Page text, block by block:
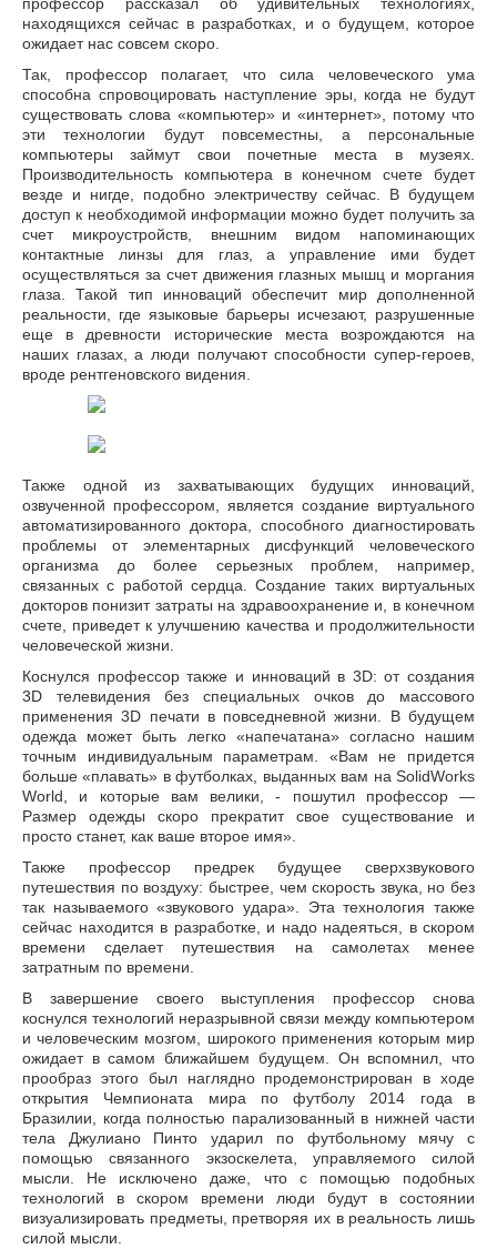
находящихся сейчас в разработках, и о будущем, которое
ожидает нас совсем скоро.
Так, профессор полагает, что сила человеческого ума
способна спровоцировать наступление эры, когда не будут
существовать слова «компьютер» и «интернет», потому что
эти технологии будут повсеместны, а персональные
компьютеры займут свои почетные места в музеях.
Производительность компьютера в конечном счете будет
везде и нигде, подобно электричеству сейчас. В будущем
доступ к необходимой информации можно будет получить за
счет микроустройств, внешним видом напоминающих
контактные линзы для глаз, а управление ими будет
осуществляться за счет движения глазных мышц и моргания
глаза. Такой тип инноваций обеспечит мир дополненной
реальности, где языковые барьеры исчезают, разрушенные
еще в древности исторические места возрождаются на
наших глазах, а люди получают способности супер-героев,
вроде рентгеновского видения.
Также одной из захватывающих будущих инноваций,
озвученной профессором, является создание виртуального
автоматизированного доктора, способного диагностировать
проблемы от элементарных дисфункций человеческого
организма до более серьезных проблем, например,
связанных с работой сердца. Создание таких виртуальных
докторов понизит затраты на здравоохранение и, в конечном
счете, приведет к улучшению качества и продолжительности
человеческой жизни.
Коснулся профессор также и инноваций в 3D: от создания
3D телевидения без специальных очков до массового
применения 3D печати в повседневной жизни. В будущем
одежда может быть легко «напечатана» согласно нашим
точным индивидуальным параметрам. «Вам не придется
больше «плавать» в футболках, выданных вам на SolidWorks
World, и которые вам велики, - пошутил профессор —
Размер одежды скоро прекратит свое существование и
просто станет, как ваше второе имя».
Также профессор предрек будущее сверхзвукового
путешествия по воздуху: быстрее, чем скорость звука, но без
так называемого «звукового удара». Эта технология также
сейчас находится в разработке, и надо надеяться, в скором
времени сделает путешествия на самолетах менее
затратным по времени.
В завершение своего выступления профессор снова
коснулся технологий неразрывной связи между компьютером
и человеческим мозгом, широкого применения которым мир
ожидает в самом ближайшем будущем. Он вспомнил, что
прообраз этого был наглядно продемонстрирован в ходе
открытия Чемпионата мира по футболу 2014 года в
Бразилии, когда полностью парализованный в нижней части
тела Джулиано Пинто ударил по футбольному мячу с
помощью связанного экзоскелета, управляемого силой
мысли. Не исключено даже, что с помощью подобных
технологий в скором времени люди будут в состоянии
визуализировать предметы, претворяя их в реальность лишь
силой мысли.